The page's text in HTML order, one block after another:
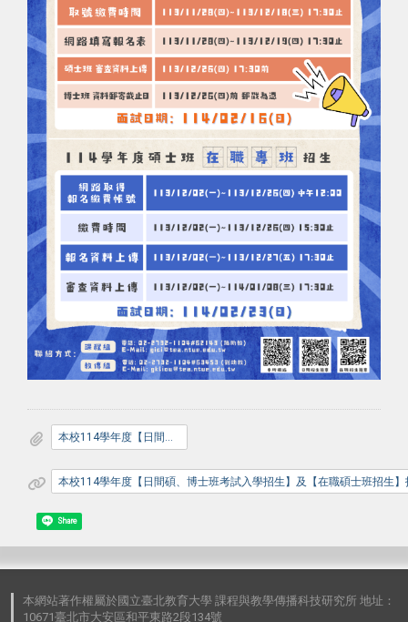
本校114學年度【日間碩、博士班考試入學招生】及【在職碩士班招生】招生海報
本校114學年度【日間碩、博士班考試入學招生】及【在職碩士班招生】
Share
本網站著作權屬於國立臺北教育大學 課程與教學傳播科技研究所 地址：
10671臺北市大安區和平東路2段134號